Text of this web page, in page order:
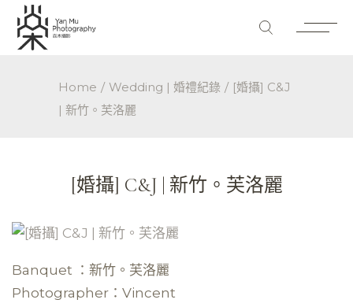
Home Wedding | 婚禮紀錄
[婚攝] C&J
| 新竹。芙洛麗
[婚攝] C&J | 新竹。芙洛麗
Banquet ：新竹。芙洛麗
Photographer：Vincent